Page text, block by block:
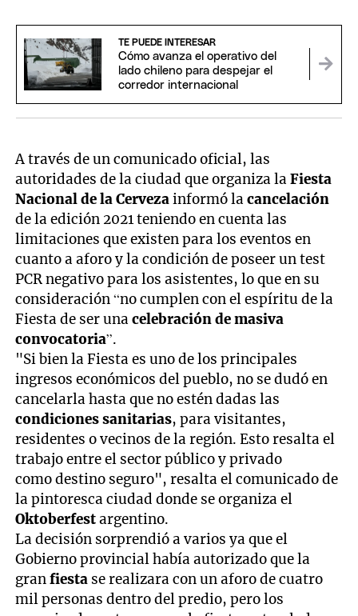
TE PUEDE INTERESAR
Cómo avanza el operativo del
lado chileno para despejar el
corredor internacional
A través de un comunicado oficial, las
autoridades de la ciudad que organiza laFiesta
Nacional de la Cervezainformó lacancelación
de la edición 2021 teniendo en cuenta las
limitaciones que existen para los eventos en
cuanto a aforo y la condición de poseer un test
PCR negativo para los asistentes, lo que en su
consideración “no cumplen con el espíritu de la
Fiesta de ser unacelebración de masiva
convocatoria”.
"Si bien la Fiesta es uno de los principales
ingresos económicos del pueblo, no se dudó en
cancelarla hasta que no estén dadas las
condiciones sanitarias, para visitantes,
residentes o vecinos de la región. Esto resalta el
trabajo entre el sector público y privado
como destino seguro", resalta el comunicado de
la pintoresca ciudad donde se organiza el
Oktoberfestargentino.
La decisión sorprendió a varios ya que el
Gobierno provincial había autorizado que la
granfiesta se realizara con un aforo de cuatro
mil personas dentro del predio, pero los